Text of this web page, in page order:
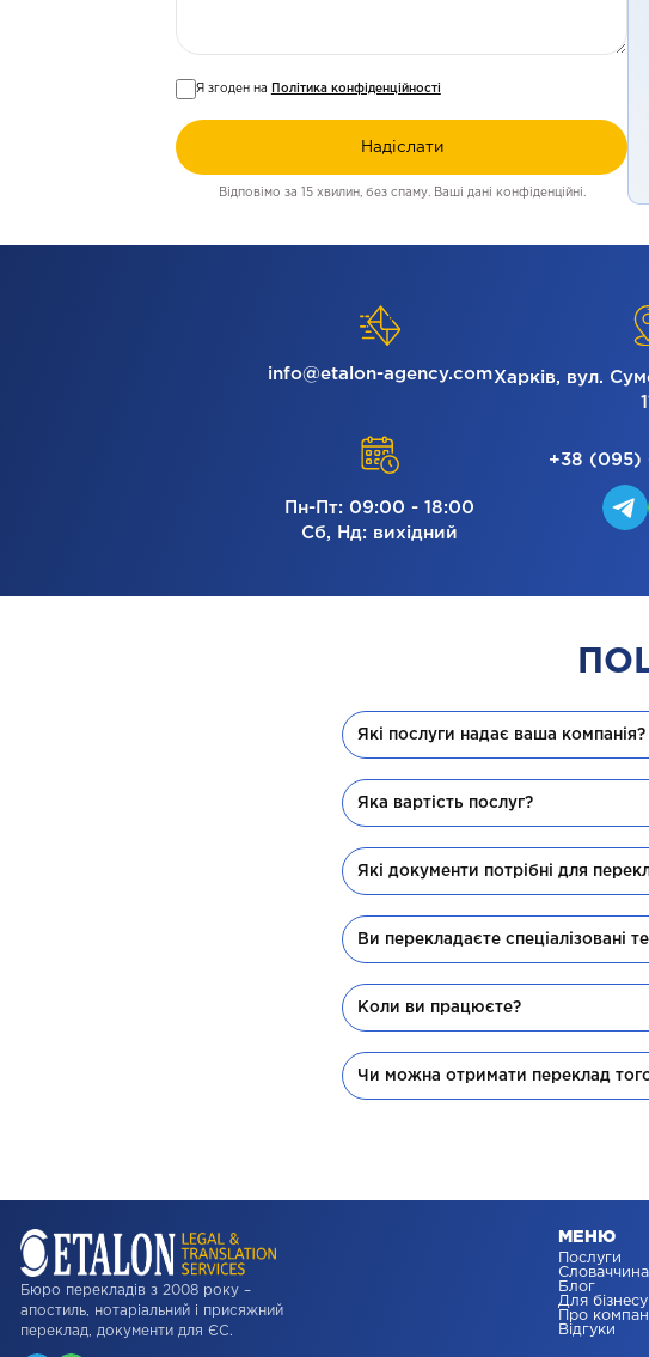
Я згоден на Політика конфіденційності
Надіслати
Відповімо за 15 хвилин, без спаму. Ваші дані конфіденційні.
info@etalon-agency.com
Пн-Пт: 09:00 - 18:00
Сб, Нд: вихідний
Харків, вул.
11
+38 (095)
Які послуги надає ваша компанія?
Яка вартість послуг?
Які документи потрібні для
Ви перекладаєте спеціалізовані
Коли ви працюєте?
Чи можна отримати переклад
Бюро перекладів з 2008 року –
апостиль, нотаріальний і присяжний
переклад, документи для ЄС.
МЕНЮ
Послуги
Словаччина
Блог
Для бізнесу
Про
Відгуки